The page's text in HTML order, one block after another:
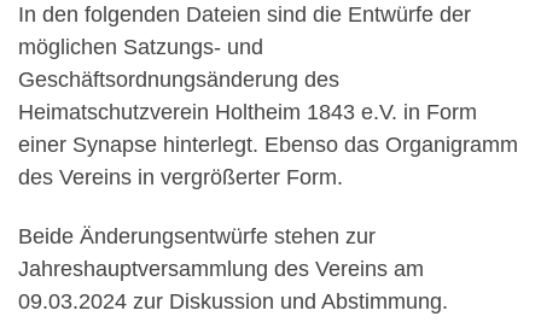
In den folgenden Dateien sind die Entwürfe der
möglichen Satzungs- und
Geschäftsordnungsänderung des
Heimatschutzverein Holtheim 1843 e.V. in Form
einer Synapse hinterlegt. Ebenso das Organigramm
des Vereins in vergrößerter Form.
Beide Änderungsentwürfe stehen zur
Jahreshauptversammlung des Vereins am
09.03.2024 zur Diskussion und Abstimmung.